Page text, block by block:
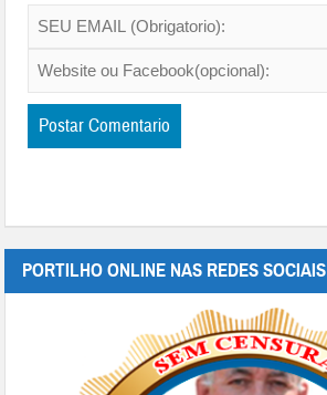
PORTILHO ONLINE NAS REDES SOCIAIS